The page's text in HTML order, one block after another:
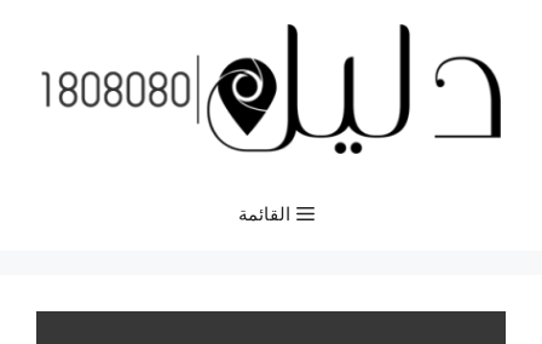
المحتوى
القائمة